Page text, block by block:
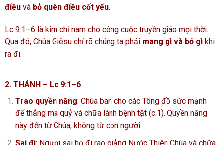
điều và bỏ quên điều cốt yếu.
Lc 9:1–6 là kim chỉ nam cho công cuộc truyền giáo mọi thời.
Qua đó, Chúa Giêsu chỉ rõ chúng ta phải mang gì và bỏ gì khi
ra đi.
2. THÁNH – Lc 9:1–6
Trao quyền năng: Chúa ban cho các Tông đồ sức mạnh
để thắng ma quỷ và chữa lành bệnh tật (c.1). Quyền năng
này đến từ Chúa, không từ con người.
Sai đi: Người sai họ đi rao giảng Nước Thiên Chúa và chữa